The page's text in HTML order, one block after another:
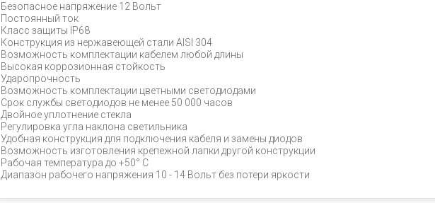
Безопасное напряжение 12 Вольт
Постоянный ток
Класс защиты IP68
Конструкция из нержавеющей стали AISI 304
Возможность комплектации кабелем любой длины
Высокая коррозионная стойкость
Ударопрочность
Возможность комплектации цветными светодиодами
Срок службы светодиодов не менее 50 000 часов
Двойное уплотнение стекла
Регулировка угла наклона светильника
Удобная конструкция для подключения кабеля и замены диодов
Возможность изготовления крепежной лапки другой конструкции
Рабочая температура до +50° С
Диапазон рабочего напряжения 10 - 14 Вольт без потери яркости